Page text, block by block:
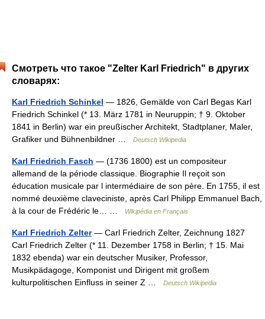
Смотреть что такое "Zelter Karl Friedrich" в других
словарях:
Karl Friedrich Schinkel — 1826, Gemälde von Carl Begas Karl
Friedrich Schinkel (* 13. März 1781 in Neuruppin; † 9. Oktober
1841 in Berlin) war ein preußischer Architekt, Stadtplaner, Maler,
Grafiker und Bühnenbildner …
Deutsch Wikipedia
Karl Friedrich Fasch — (1736 1800) est un compositeur
allemand de la période classique. Biographie Il reçoit son
éducation musicale par l intermédiaire de son père. En 1755, il est
nommé deuxième claveciniste, après Carl Philipp Emmanuel Bach,
à la cour de Frédéric le… …
Wikipédia en Français
Karl Friedrich Zelter— Carl Friedrich Zelter, Zeichnung 1827
Carl Friedrich Zelter (* 11. Dezember 1758 in Berlin; † 15. Mai
1832 ebenda) war ein deutscher Musiker, Professor,
Musikpädagoge, Komponist und Dirigent mit großem
kulturpolitischen Einfluss in seiner Z …
Deutsch Wikipedia